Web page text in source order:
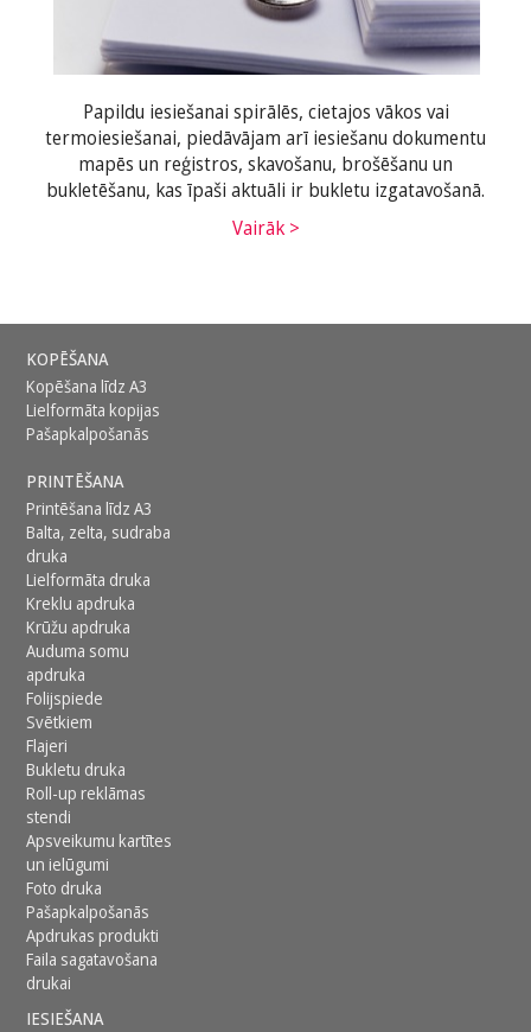
Papildu iesiešanai spirālēs, cietajos vākos vai
termoiesiešanai, piedāvājam arī iesiešanu dokumentu
mapēs un reģistros, skavošanu, brošēšanu un
bukletēšanu, kas īpaši aktuāli ir bukletu izgatavošanā.
Vairāk >
KOPĒŠANA
Kopēšana līdz A3
Lielformāta kopijas
Pašapkalpošanās
PRINTĒŠANA
Printēšana līdz A3
Balta, zelta, sudraba
druka
Lielformāta druka
Kreklu apdruka
Krūžu apdruka
Auduma somu
apdruka
Folijspiede
Svētkiem
Flajeri
Bukletu druka
Roll-up reklāmas
stendi
Apsveikumu kartītes
un ielūgumi
Foto druka
Pašapkalpošanās
Apdrukas produkti
Faila sagatavošana
drukai
IESIEŠANA